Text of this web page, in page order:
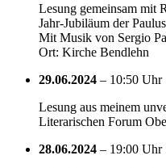
Lesung gemeinsam mit
Jahr-Jubiläum der
Mit Musik von Sergio
Ort: Kirche Bendlehn
29.06.2024 – 10:50 Uhr
Lesung aus meinem
Literarischen Forum
28.06.2024 – 19:00 Uhr